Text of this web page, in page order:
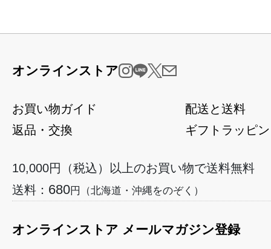
オンラインストア
お買い物ガイド
配送と送料
返品・交換
ギフトラッピ
10,000円（税込）以上のお買い物で送料無料
送料： 680円（北海道・沖縄をのぞく）
オンラインストア メールマガジン登録